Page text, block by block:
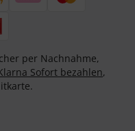
per Nachnahme,
Sofort bezahlen,